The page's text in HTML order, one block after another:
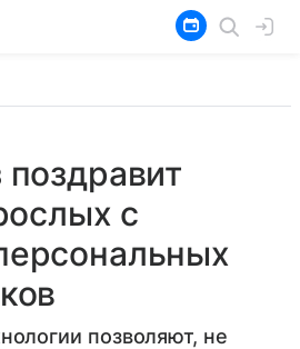
с
позволяют, не